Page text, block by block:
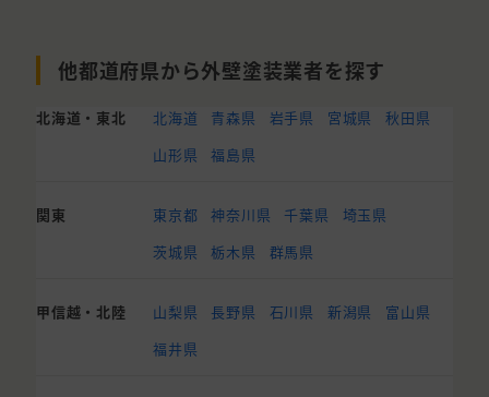
他都道府県から外壁塗装業者を探す
北海道・東北 北海道 青森県 岩手県 宮城県
秋田県
山形県
福島県
関東 東京都 神奈川県 千葉県
埼玉県
茨城県
栃木県 群馬県
甲信越・北陸 山梨県 長野県 石川県 新潟県
富山県
福井県